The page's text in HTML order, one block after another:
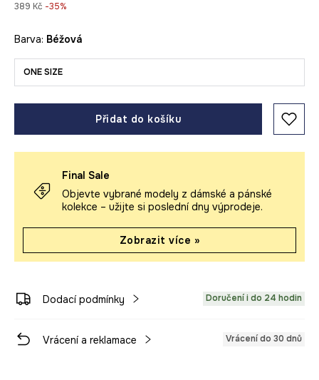
389 Kč -35%
Barva: béžová
ONE SIZE
Přidat do košíku
Final Sale
Objevte vybrané modely z dámské a pánské
kolekce – užijte si poslední dny výprodeje.
Zobrazit více »
Dodací podmínky Doručení i do 24 hodin
Vrácení a reklamace Vrácení do 30 dnů